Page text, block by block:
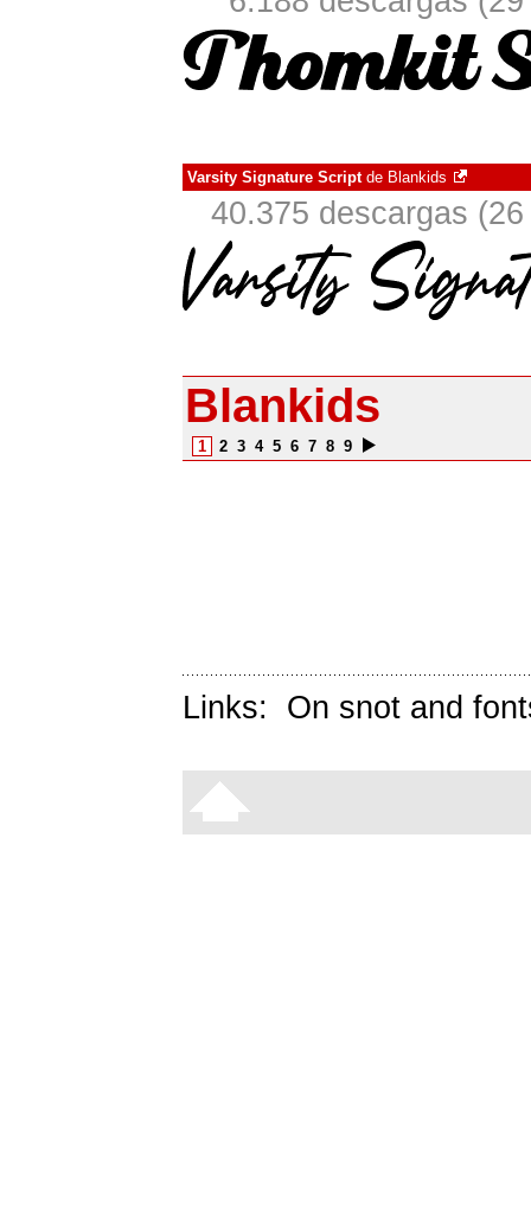
Varsity Signature Scriptde Blankids
40.375 descargas
Blankids
1 2 3 4 5 6 7 8 9
Links: On snot and